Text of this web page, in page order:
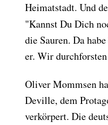
Heimatstadt. Und
"Kannst Du Dich
die Sauren. Da
er. Wir
Oliver Mommsen
Deville, dem
verkörpert. Die